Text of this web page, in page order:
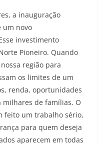
a inauguração
um novo
investimento
Pioneiro. Quando
região para
os limites de um
renda, oportunidades
de famílias. O
feito um trabalho sério,
para quem deseja
aparecem em todas